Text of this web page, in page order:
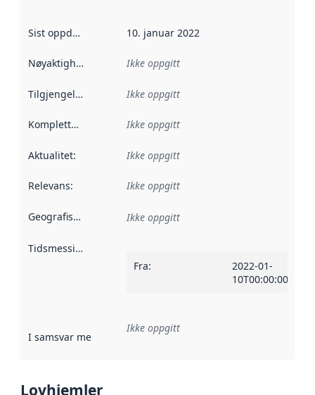
Sist oppdatert 10. januar 2022
Nøyaktighet Ikke oppgitt
Tilgjengelighet Ikke oppgitt
Kompletthet Ikke oppgitt
Aktualitet: Ikke oppgitt
Relevans: Ikke oppgitt
Geografisk avgrensning :
Ikke oppgitt
Tidsmessig avgrensning
Fra:
2022-01-
10T00:00:00Z
I samsvar med Referanse til en implementasjonsregel
Ikke oppgitt
Lovhjemler